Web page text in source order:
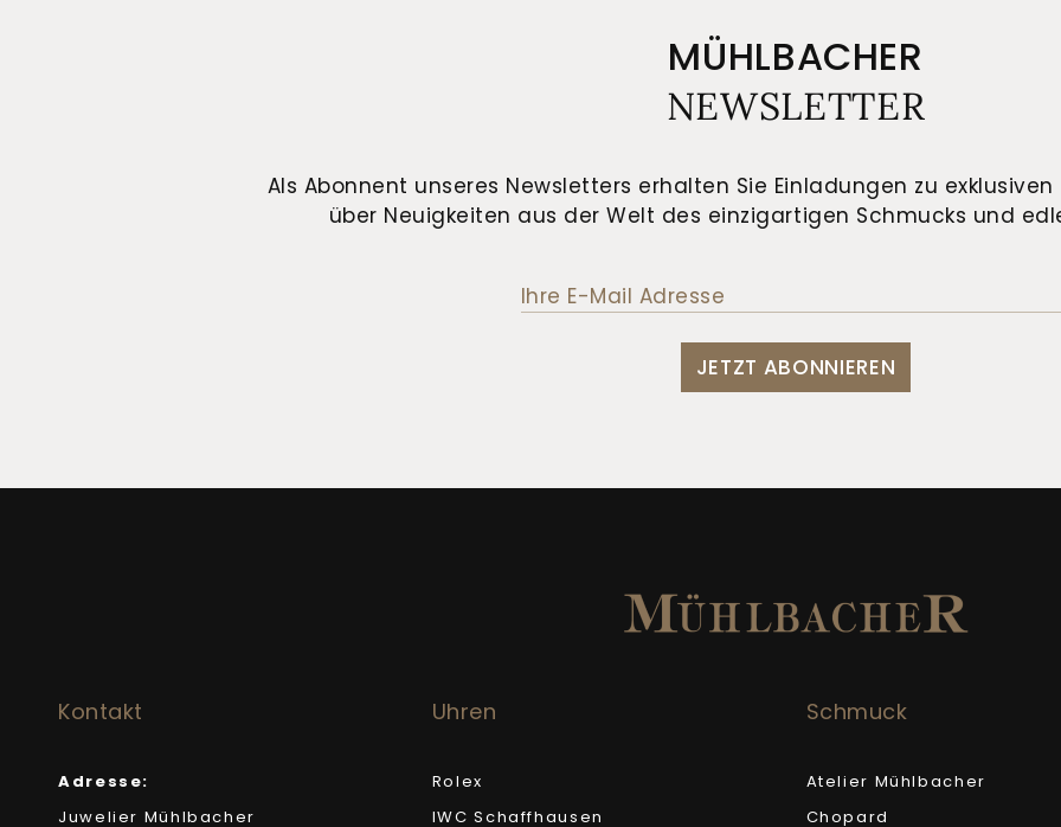
MÜHLBACHER
NEWSLETTER
Als Abonnent unseres Newsletters erhalten Sie Einladungen zu
über Neuigkeiten aus der Welt des einzigartigen Schmucks und
JETZT ABONNIEREN
Kontakt
Adresse:
Juwelier Mühlbacher
Uhren
Rolex
IWC Schaffhausen
Schmuck
Atelier Mühlbacher
Chopard